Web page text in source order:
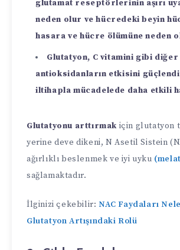
glutamat reseptörlerinin aşırı
neden olur ve hücredeki beyin
hasara ve hücre ölümüne neden
Glutatyon, C vitamini gibi diğer
antioksidanların etkisini
iltihapla mücadelede daha etkili
Glutatyonu arttırmak için glutatyon
yerine deve dikeni, N Asetil Sistein
ağırlıklı beslenmek ve iyi uyku
sağlamaktadır.
İlginizi çekebilir: NAC Faydaları
Glutatyon Artışındaki Rolü